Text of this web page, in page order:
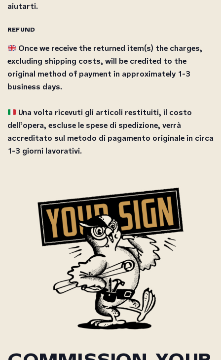
aiutarti.
REFUND
Once we receive the returned item(s) the charges,
excluding shipping costs, will be credited to the
original method of payment in approximately 1-3
business days.
Una volta ricevuti gli articoli restituiti, il costo
dell’opera, escluse le spese di spedizione, verrà
accreditato sul metodo di pagamento originale in circa
1-3 giorni lavorativi.